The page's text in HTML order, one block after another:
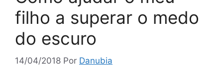
filho a superar o medo
do escuro
14/04/2018 Por Danubia